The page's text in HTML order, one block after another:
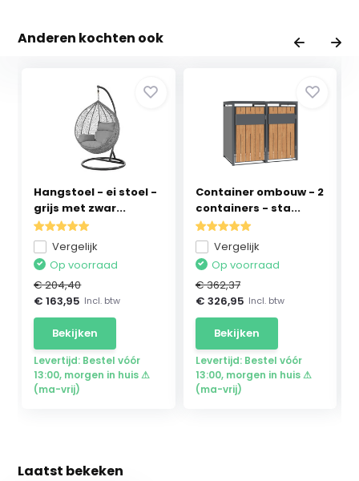
Anderen kochten ook
Hangstoel - ei stoel -
grijs met zwar...
Vergelijk
Op voorraad
€ 204,40
€ 163,95 Incl. btw
Bekijken
Levertijd: Bestel vóór
13:00, morgen in huis ⚠
(ma-vrij)
Container ombouw - 2
containers - sta...
Vergelijk
Op voorraad
€ 362,37
€ 326,95 Incl. btw
Bekijken
Levertijd: Bestel vóór
13:00, morgen in huis ⚠
(ma-vrij)
Laatst bekeken